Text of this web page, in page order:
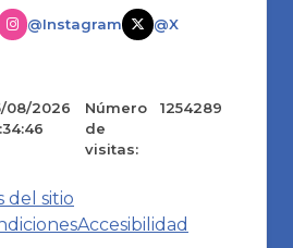
@Instagram
@X
08/2026
Número
de
visitas:
1254289
del sitio
Accesibilidad